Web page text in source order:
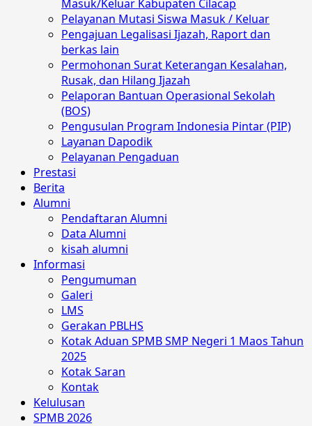
Masuk/Keluar Kabupaten Cilacap
Pelayanan Mutasi Siswa Masuk / Keluar
Pengajuan Legalisasi Ijazah, Raport dan
berkas lain
Permohonan Surat Keterangan Kesalahan,
Rusak, dan Hilang Ijazah
Pelaporan Bantuan Operasional Sekolah
(BOS)
Pengusulan Program Indonesia Pintar (PIP)
Layanan Dapodik
Pelayanan Pengaduan
Prestasi
Berita
Alumni
Pendaftaran Alumni
Data Alumni
kisah alumni
Informasi
Pengumuman
Galeri
LMS
Gerakan PBLHS
Kotak Aduan SPMB SMP Negeri 1 Maos Tahun
2025
Kotak Saran
Kontak
Kelulusan
SPMB 2026